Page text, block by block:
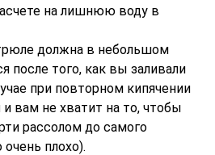
на лишнюю воду в
должна в небольшом
после того, как вы заливали
при повторном кипячении
вам не хватит на то, чтобы
рассолом до самого
плохо).